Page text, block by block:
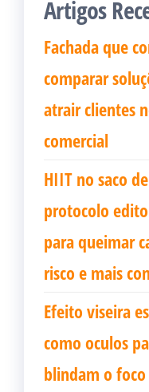
Artigos
Fachada que
comparar
atrair clientes
comercial
HIIT no saco
protocolo
para queimar
risco e mais
Efeito viseira
como oculos
blindam o